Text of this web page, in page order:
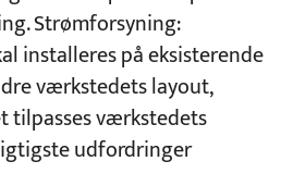
Strømforsyning:
installeres på eksisterende
værkstedets layout,
tilpasses værkstedets
udfordringer